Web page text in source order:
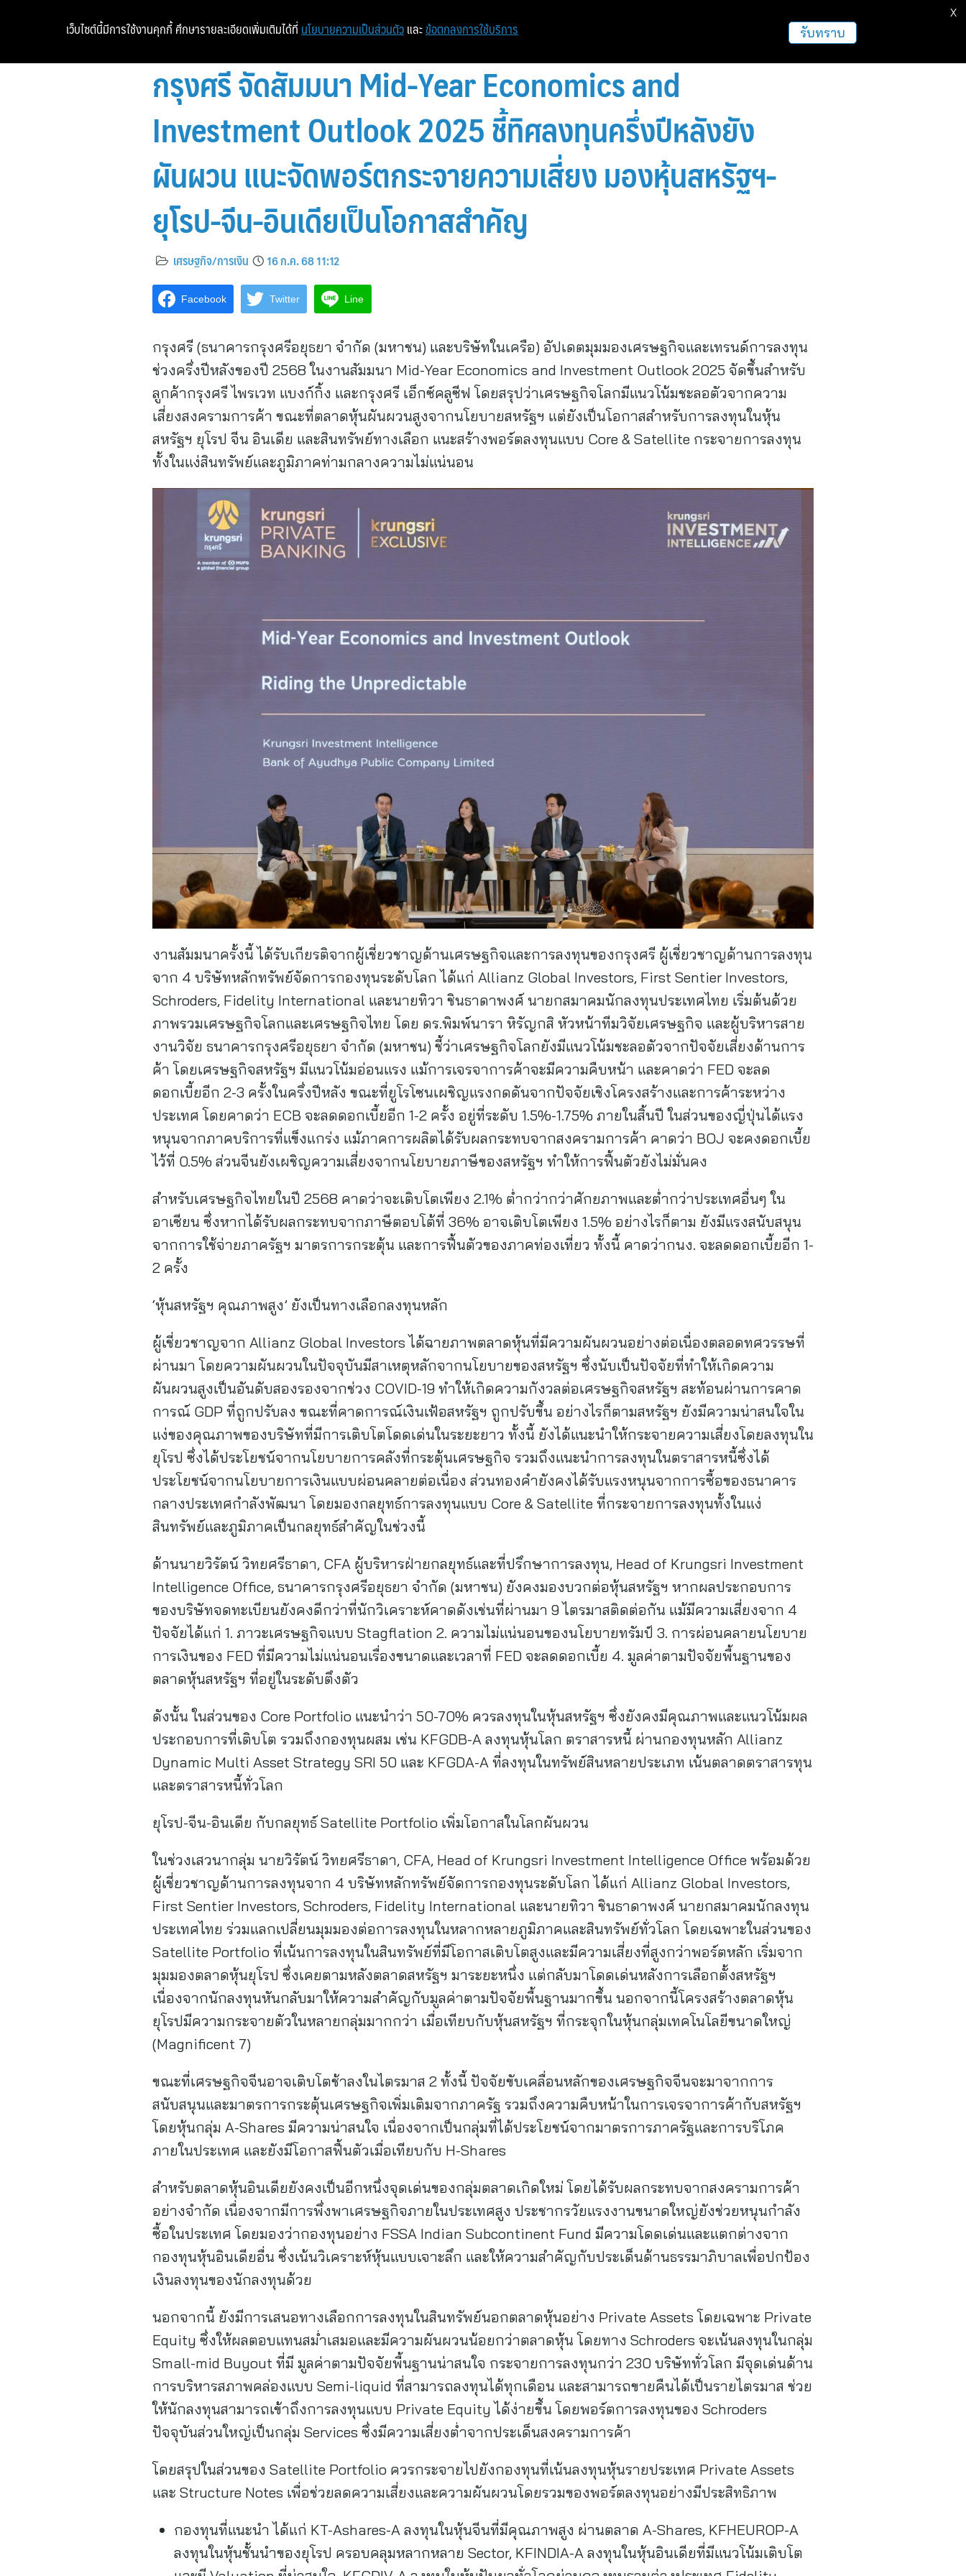
กรุงศรี จัดสัมมนา Mid-Year Economics and
Investment Outlook 2025 ชี้ทิศลงทุนครึ่งปีหลังยัง
ผันผวน แนะจัดพอร์ตกระจายความเสี่ยง มองหุ้นสหรัฐฯ-
ยุโรป-จีน-อินเดียเป็นโอกาสสำคัญ
เศรษฐกิจ/การเงิน 16 ก.ค. 68 11:12
Facebook Twitter Line
กรุงศรี (ธนาคารกรุงศรีอยุธยา จำกัด (มหาชน) และบริษัทในเครือ) อัปเดตมุมมองเศรษฐกิจและเทรนด์การลงทุน
ช่วงครึ่งปีหลังของปี 2568 ในงานสัมมนา Mid-Year Economics and Investment Outlook 2025 จัดขึ้นสำหรับ
ลูกค้ากรุงศรี ไพรเวท แบงก์กิ้ง และกรุงศรี เอ็กซ์คลูซีฟ โดยสรุปว่าเศรษฐกิจโลกมีแนวโน้มชะลอตัวจากความ
เสี่ยงสงครามการค้า ขณะที่ตลาดหุ้นผันผวนสูงจากนโยบายสหรัฐฯ แต่ยังเป็นโอกาสสำหรับการลงทุนในหุ้น
สหรัฐฯ ยุโรป จีน อินเดีย และสินทรัพย์ทางเลือก แนะสร้างพอร์ตลงทุนแบบ Core & Satellite กระจายการลงทุน
ทั้งในแง่สินทรัพย์และภูมิภาคท่ามกลางความไม่แน่นอน
งานสัมมนาครั้งนี้ ได้รับเกียรติจากผู้เชี่ยวชาญด้านเศรษฐกิจและการลงทุนของกรุงศรี ผู้เชี่ยวชาญด้านการลงทุน
จาก 4 บริษัทหลักทรัพย์จัดการกองทุนระดับโลก ได้แก่ Allianz Global Investors, First Sentier Investors,
Schroders, Fidelity International และนายทิวา ชินธาดาพงศ์ นายกสมาคมนักลงทุนประเทศไทย เริ่มต้นด้วย
ภาพรวมเศรษฐกิจโลกและเศรษฐกิจไทย โดย ดร.พิมพ์นารา หิรัญกสิ หัวหน้าทีมวิจัยเศรษฐกิจ และผู้บริหารสาย
งานวิจัย ธนาคารกรุงศรีอยุธยา จำกัด (มหาชน) ชี้ว่าเศรษฐกิจโลกยังมีแนวโน้มชะลอตัวจากปัจจัยเสี่ยงด้านการ
ค้า โดยเศรษฐกิจสหรัฐฯ มีแนวโน้มอ่อนแรง แม้การเจรจาการค้าจะมีความคืบหน้า และคาดว่า FED จะลด
ดอกเบี้ยอีก 2-3 ครั้งในครึ่งปีหลัง ขณะที่ยูโรโซนเผชิญแรงกดดันจากปัจจัยเชิงโครงสร้างและการค้าระหว่าง
ประเทศ โดยคาดว่า ECB จะลดดอกเบี้ยอีก 1-2 ครั้ง อยู่ที่ระดับ 1.5%-1.75% ภายในสิ้นปี ในส่วนของญี่ปุ่นได้แรง
หนุนจากภาคบริการที่แข็งแกร่ง แม้ภาคการผลิตได้รับผลกระทบจากสงครามการค้า คาดว่า BOJ จะคงดอกเบี้ย
ไว้ที่ 0.5% ส่วนจีนยังเผชิญความเสี่ยงจากนโยบายภาษีของสหรัฐฯ ทำให้การฟื้นตัวยังไม่มั่นคง
สำหรับเศรษฐกิจไทยในปี 2568 คาดว่าจะเติบโตเพียง 2.1% ต่ำกว่ากว่าศักยภาพและต่ำกว่าประเทศอื่นๆ ใน
อาเซียน ซึ่งหากได้รับผลกระทบจากภาษีตอบโต้ที่ 36% อาจเติบโตเพียง 1.5% อย่างไรก็ตาม ยังมีแรงสนับสนุน
จากการใช้จ่ายภาครัฐฯ มาตรการกระตุ้น และการฟื้นตัวของภาคท่องเที่ยว ทั้งนี้ คาดว่ากนง. จะลดดอกเบี้ยอีก 1-
2 ครั้ง
‘หุ้นสหรัฐฯ คุณภาพสูง’ ยังเป็นทางเลือกลงทุนหลัก
ผู้เชี่ยวชาญจาก Allianz Global Investors ได้ฉายภาพตลาดหุ้นที่มีความผันผวนอย่างต่อเนื่องตลอดทศวรรษที่
ผ่านมา โดยความผันผวนในปัจจุบันมีสาเหตุหลักจากนโยบายของสหรัฐฯ ซึ่งนับเป็นปัจจัยที่ทำให้เกิดความ
ผันผวนสูงเป็นอันดับสองรองจากช่วง COVID-19 ทำให้เกิดความกังวลต่อเศรษฐกิจสหรัฐฯ สะท้อนผ่านการคาด
การณ์ GDP ที่ถูกปรับลง ขณะที่คาดการณ์เงินเฟ้อสหรัฐฯ ถูกปรับขึ้น อย่างไรก็ตามสหรัฐฯ ยังมีความน่าสนใจใน
แง่ของคุณภาพของบริษัทที่มีการเติบโตโดดเด่นในระยะยาว ทั้งนี้ ยังได้แนะนำให้กระจายความเสี่ยงโดยลงทุนใน
ยุโรป ซึ่งได้ประโยชน์จากนโยบายการคลังที่กระตุ้นเศรษฐกิจ รวมถึงแนะนำการลงทุนในตราสารหนี้ซึ่งได้
ประโยชน์จากนโยบายการเงินแบบผ่อนคลายต่อเนื่อง ส่วนทองคำยังคงได้รับแรงหนุนจากการซื้อของธนาคาร
กลางประเทศกำลังพัฒนา โดยมองกลยุทธ์การลงทุนแบบ Core & Satellite ที่กระจายการลงทุนทั้งในแง่
สินทรัพย์และภูมิภาคเป็นกลยุทธ์สำคัญในช่วงนี้
ด้านนายวิรัตน์ วิทยศรีธาดา, CFA ผู้บริหารฝ่ายกลยุทธ์และที่ปรึกษาการลงทุน, Head of Krungsri Investment
Intelligence Office, ธนาคารกรุงศรีอยุธยา จำกัด (มหาชน) ยังคงมองบวกต่อหุ้นสหรัฐฯ หากผลประกอบการ
ของบริษัทจดทะเบียนยังคงดีกว่าที่นักวิเคราะห์คาดดังเช่นที่ผ่านมา 9 ไตรมาสติดต่อกัน แม้มีความเสี่ยงจาก 4
ปัจจัยได้แก่ 1. ภาวะเศรษฐกิจแบบ Stagflation 2. ความไม่แน่นอนของนโยบายทรัมป์ 3. การผ่อนคลายนโยบาย
การเงินของ FED ที่มีความไม่แน่นอนเรื่องขนาดและเวลาที่ FED จะลดดอกเบี้ย 4. มูลค่าตามปัจจัยพื้นฐานของ
ตลาดหุ้นสหรัฐฯ ที่อยู่ในระดับตึงตัว
ดังนั้น ในส่วนของ Core Portfolio แนะนำว่า 50-70% ควรลงทุนในหุ้นสหรัฐฯ ซึ่งยังคงมีคุณภาพและแนวโน้มผล
ประกอบการที่เติบโต รวมถึงกองทุนผสม เช่น KFGDB-A ลงทุนหุ้นโลก ตราสารหนี้ ผ่านกองทุนหลัก Allianz
Dynamic Multi Asset Strategy SRI 50 และ KFGDA-A ที่ลงทุนในทรัพย์สินหลายประเภท เน้นตลาดตราสารทุน
และตราสารหนี้ทั่วโลก
ยุโรป-จีน-อินเดีย กับกลยุทธ์ Satellite Portfolio เพิ่มโอกาสในโลกผันผวน
ในช่วงเสวนากลุ่ม นายวิรัตน์ วิทยศรีธาดา, CFA, Head of Krungsri Investment Intelligence Office พร้อมด้วย
ผู้เชี่ยวชาญด้านการลงทุนจาก 4 บริษัทหลักทรัพย์จัดการกองทุนระดับโลก ได้แก่ Allianz Global Investors,
First Sentier Investors, Schroders, Fidelity International และนายทิวา ชินธาดาพงศ์ นายกสมาคมนักลงทุน
ประเทศไทย ร่วมแลกเปลี่ยนมุมมองต่อการลงทุนในหลากหลายภูมิภาคและสินทรัพย์ทั่วโลก โดยเฉพาะในส่วนของ
Satellite Portfolio ที่เน้นการลงทุนในสินทรัพย์ที่มีโอกาสเติบโตสูงและมีความเสี่ยงที่สูงกว่าพอร์ตหลัก เริ่มจาก
มุมมองตลาดหุ้นยุโรป ซึ่งเคยตามหลังตลาดสหรัฐฯ มาระยะหนึ่ง แต่กลับมาโดดเด่นหลังการเลือกตั้งสหรัฐฯ
เนื่องจากนักลงทุนหันกลับมาให้ความสำคัญกับมูลค่าตามปัจจัยพื้นฐานมากขึ้น นอกจากนี้โครงสร้างตลาดหุ้น
ยุโรปมีความกระจายตัวในหลายกลุ่มมากกว่า เมื่อเทียบกับหุ้นสหรัฐฯ ที่กระจุกในหุ้นกลุ่มเทคโนโลยีขนาดใหญ่
(Magnificent 7)
ขณะที่เศรษฐกิจจีนอาจเติบโตช้าลงในไตรมาส 2 ทั้งนี้ ปัจจัยขับเคลื่อนหลักของเศรษฐกิจจีนจะมาจากการ
สนับสนุนและมาตรการกระตุ้นเศรษฐกิจเพิ่มเติมจากภาครัฐ รวมถึงความคืบหน้าในการเจรจาการค้ากับสหรัฐฯ
โดยหุ้นกลุ่ม A-Shares มีความน่าสนใจ เนื่องจากเป็นกลุ่มที่ได้ประโยชน์จากมาตรการภาครัฐและการบริโภค
ภายในประเทศ และยังมีโอกาสฟื้นตัวเมื่อเทียบกับ H-Shares
สำหรับตลาดหุ้นอินเดียยังคงเป็นอีกหนึ่งจุดเด่นของกลุ่มตลาดเกิดใหม่ โดยได้รับผลกระทบจากสงครามการค้า
อย่างจำกัด เนื่องจากมีการพึ่งพาเศรษฐกิจภายในประเทศสูง ประชากรวัยแรงงานขนาดใหญ่ยังช่วยหนุนกำลัง
ซื้อในประเทศ โดยมองว่ากองทุนอย่าง FSSA Indian Subcontinent Fund มีความโดดเด่นและแตกต่างจาก
กองทุนหุ้นอินเดียอื่น ซึ่งเน้นวิเคราะห์หุ้นแบบเจาะลึก และให้ความสำคัญกับประเด็นด้านธรรมาภิบาลเพื่อปกป้อง
เงินลงทุนของนักลงทุนด้วย
นอกจากนี้ ยังมีการเสนอทางเลือกการลงทุนในสินทรัพย์นอกตลาดหุ้นอย่าง Private Assets โดยเฉพาะ Private
Equity ซึ่งให้ผลตอบแทนสม่ำเสมอและมีความผันผวนน้อยกว่าตลาดหุ้น โดยทาง Schroders จะเน้นลงทุนในกลุ่ม
Small-mid Buyout ที่มี มูลค่าตามปัจจัยพื้นฐานน่าสนใจ กระจายการลงทุนกว่า 230 บริษัททั่วโลก มีจุดเด่นด้าน
การบริหารสภาพคล่องแบบ Semi-liquid ที่สามารถลงทุนได้ทุกเดือน และสามารถขายคืนได้เป็นรายไตรมาส ช่วย
ให้นักลงทุนสามารถเข้าถึงการลงทุนแบบ Private Equity ได้ง่ายขึ้น โดยพอร์ตการลงทุนของ Schroders
ปัจจุบันส่วนใหญ่เป็นกลุ่ม Services ซึ่งมีความเสี่ยงต่ำจากประเด็นสงครามการค้า
โดยสรุปในส่วนของ Satellite Portfolio ควรกระจายไปยังกองทุนที่เน้นลงทุนหุ้นรายประเทศ Private Assets
และ Structure Notes เพื่อช่วยลดความเสี่ยงและความผันผวนโดยรวมของพอร์ตลงทุนอย่างมีประสิทธิภาพ
กองทุนที่แนะนำ ได้แก่ KT-Ashares-A ลงทุนในหุ้นจีนที่มีคุณภาพสูง ผ่านตลาด A-Shares, KFHEUROP-A
ลงทุนในหุ้นชั้นนำของยุโรป ครอบคลุมหลากหลาย Sector, KFINDIA-A ลงทุนในหุ้นอินเดียที่มีแนวโน้มเติบโต
เว็บไซต์นี้มีการใช้งานคุกกี้ ศึกษารายละเอียดเพิ่มเติมได้ที่ นโยบายความเป็นส่วนตัว และ ข้อตกลงการใช้บริการ รับทราบ
X